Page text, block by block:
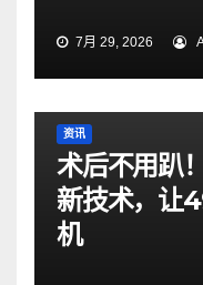
7月 29, 2026
资讯
术后不用趴
新技术，让
机